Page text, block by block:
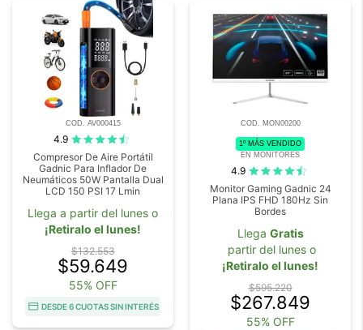
COD. AV000415
4.9
Compresor De Aire Portátil
Gadnic Para Inflador De
Neumáticos 50W Pantalla Dual
LCD 150 PSI 17 Lmin
Llega a partir del lunes o
¡Retiralo el lunes!
$132.553
$59.649
55% OFF
DESDE 6 CUOTAS SIN INTERÉS
COD. MON00200
1º MÁS VENDIDO
EN MONITORES
4.9
Monitor Gaming Gadnic 24
Plana IPS FHD 180Hz Sin
Bordes
Llega Gratis
partir del lunes o
¡Retiralo el lunes!
$595.220
$267.849
55% OFF